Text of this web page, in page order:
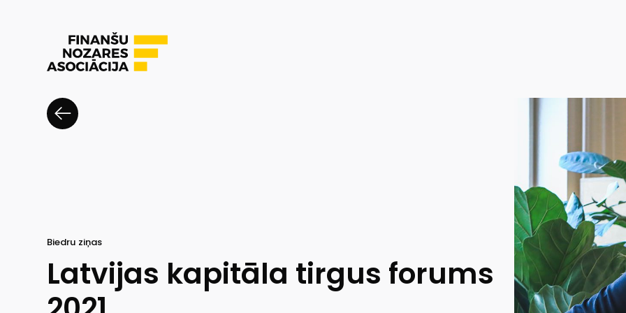
Biedru ziņas
Latvijas kapitāla tirgus forums